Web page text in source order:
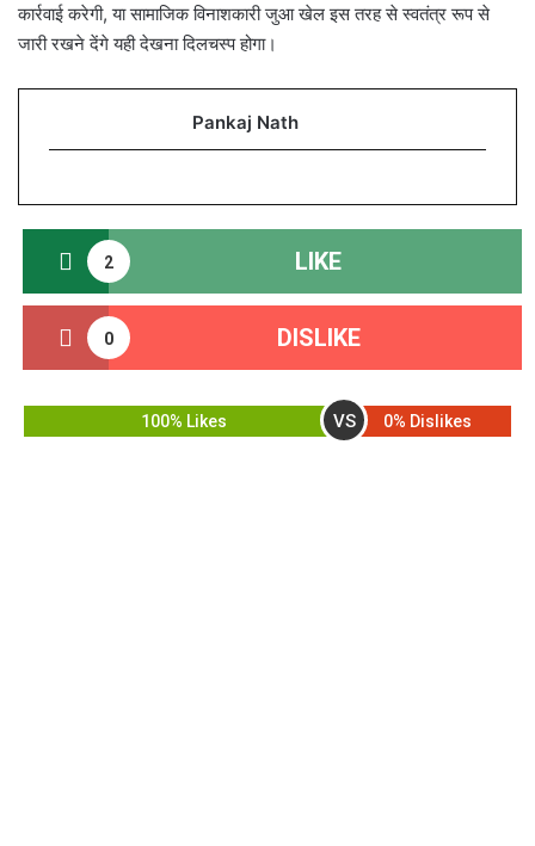
कार्रवाई करेगी, या सामाजिक विनाशकारी जुआ खेल इस तरह से स्वतंत्र रूप से
जारी रखने देंगे यही देखना दिलचस्प होगा।
Pankaj Nath
2 LIKE
0 DISLIKE
100% Likes VS 0% Dislikes